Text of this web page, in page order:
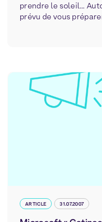
prendre le soleil…
prévu de vous
ARTICLE 31.07.2007